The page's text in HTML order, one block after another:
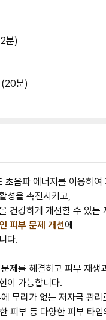
음파 에너지를 이용하여
성을 촉진시키고,
건강하게 개선할 수 있는
피부 문제 개선에
다.
제를 해결하고 피부 재생
이 가능합니다.
무리가 없는 저자극 관
피부 등 다양한 피부 타입
분)
분)